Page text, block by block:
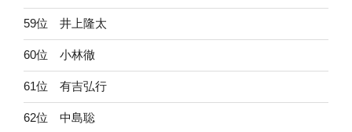
59位 井上隆太
60位 小林徹
61位 有吉弘行
62位 中島聡